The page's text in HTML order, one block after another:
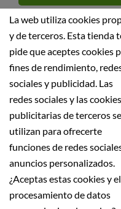
INFORMACIÓN DE LA
INFORMACIÓN
Condiciones generales
Política de seguridad
Aviso Legal
Política de Privacidad
La web utiliza cookies
y de terceros. Esta tienda
pide que aceptes cookies
fines de rendimiento,
sociales y publicidad. Las
redes sociales y las cookies
publicitarias de terceros se
utilizan para ofrecerte
funciones de redes
anuncios personalizados.
¿Aceptas estas cookies y el
procesamiento de datos